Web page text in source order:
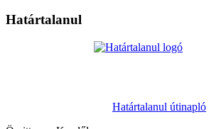
Határtalanul
Határtalanul útinapló